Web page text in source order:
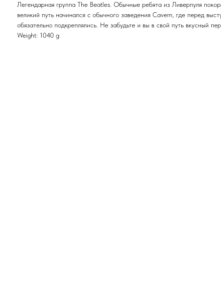
Легендарная группа The Beatles. Обычные ребята из Ливерпуля
великий путь начинался с обычного заведения Cavern, где перед
обязательно подкреплялись. Не забудьте и вы в свой путь вкусный
Weight: 1040 g